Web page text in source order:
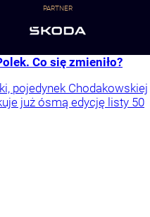
PARTNER
Co się zmieniło?
pojedynek Chodakowskiej
już ósmą edycję listy 50